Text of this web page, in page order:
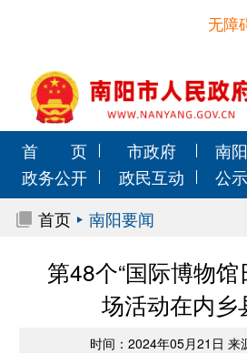
无障
首 页 市政府 南
政务公开
政民互动 公
首页
南阳要闻
第48个“国际博物馆
场活动在内乡
时间：2024年05月21日 来